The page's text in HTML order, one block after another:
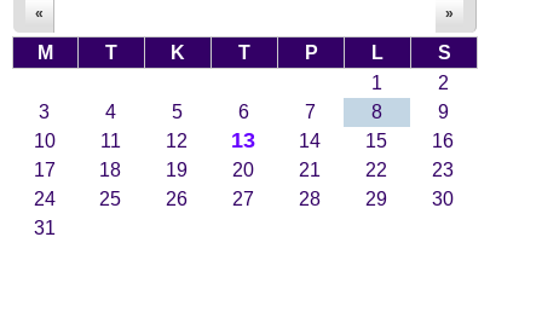
« »
M T K T P L
S
1
2
3
4 5 6 7 8
9
10
11 12 13 14 15
16
17
18 19 20 21 22
23
24
25 26 27 28 29
30
31